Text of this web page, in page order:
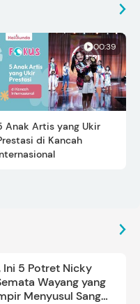
00:39
Anak Artis yang Ukir
di Kancah
Ini 5 Potret Nicky
Wayang yang
Menyusul Sang